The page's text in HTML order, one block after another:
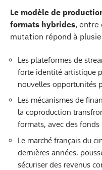
Le modèle de
formats hybrides, entre
mutation répond à
Les plateformes de
forte identité artistique
nouvelles opportunités
Les mécanismes de
la coproduction
formats, avec des fonds
Le marché français du
dernières années,
sécuriser des revenus